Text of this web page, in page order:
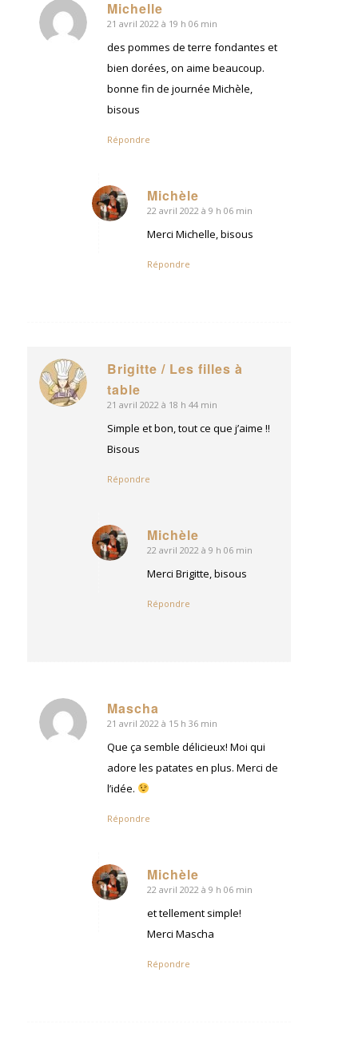
Michelle
dit
:
21 avril 2022 à 19 h 06 min
des pommes de terre fondantes et
bien dorées, on aime beaucoup.
bonne fin de journée Michèle,
bisous
Répondre
Michèle
dit
22 avril 2022 à 9 h 06 min
Merci Michelle, bisous
Répondre
Brigitte / Les filles à
table
dit
:
21 avril 2022 à 18 h 44 min
Simple et bon, tout ce que j’aime !!
Bisous
Répondre
Michèle
dit
22 avril 2022 à 9 h 06 min
Merci Brigitte, bisous
Répondre
Mascha
dit
:
21 avril 2022 à 15 h 36 min
Que ça semble délicieux! Moi qui
adore les patates en plus. Merci de
l’idée.
Répondre
Michèle
dit
22 avril 2022 à 9 h 06 min
et tellement simple!
Merci Mascha
Répondre